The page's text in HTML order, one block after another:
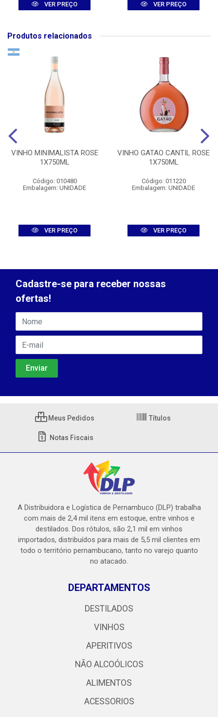
VER PREÇO VER PREÇO
Produtos relacionados
VINHO MINIMALISTA ROSE
1X750ML
Código: 010480
Embalagem: UNIDADE
VER PREÇO
VINHO GATAO CANTIL ROSE
1X750ML
Código: 011220
Embalagem: UNIDADE
VER PREÇO
Cadastre-se para receber nossas
ofertas!
Meus Pedidos Títulos
Notas Fiscais
A Distribuidora e Logística de Pernambuco (DLP) trabalha
com mais de 2,4 mil itens em estoque, entre vinhos e
destilados. Dos rótulos, são 2,1 mil em vinhos
importados, distribuídos para mais de 5,5 mil clientes em
todo o território pernambucano, tanto no varejo quanto
no atacado.
DEPARTAMENTOS
DESTILADOS
VINHOS
APERITIVOS
NÃO ALCOÓLICOS
ALIMENTOS
ACESSORIOS